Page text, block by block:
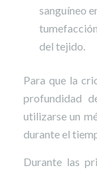
sanguíneo
del tejido.
Para que la
profundidad
utilizarse un
durante el
Durante las